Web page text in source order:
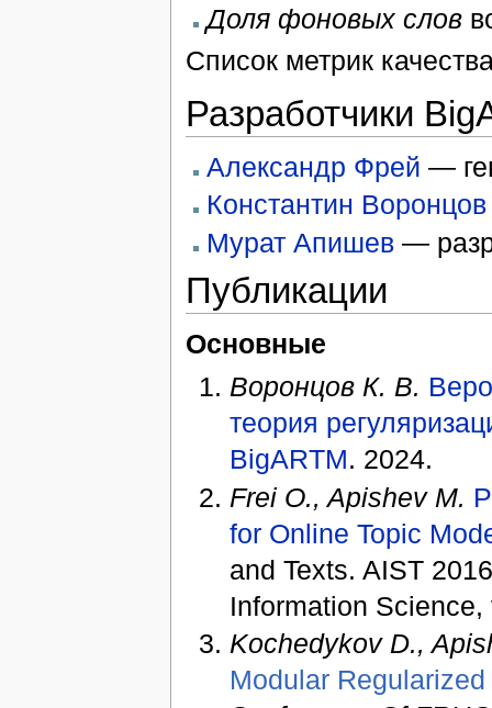
Доля фоновых слов
Список метрик
Разработчики
Александр Фрей —
Константин Воронцов
Мурат Апишев—
Публикации
Основные
Воронцов К. В.
теория
BigARTM. 2024.
Frei O., Apishev M.
for Online Topic
and Texts. AIST
Information
Kochedykov D.,
Modular